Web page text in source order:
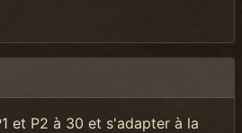
et P2 à 30 et s'adapter à la